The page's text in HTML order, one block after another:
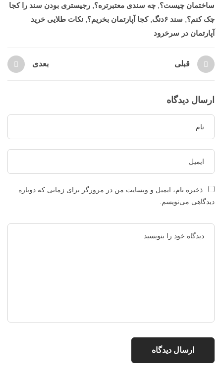
ساختمان چیست؟, چه سندی معتبرتره؟, رجیستری بودن سند را کجا
چک کنم؟, سند ۶دنگ ,کجا آپارتمان بخریم؟, نکات طلایی خرید
آپارتمان در سرخرود
قبلی بعدی
ارسال دیدگاه
ذخیره نام، ایمیل و وبسایت من در مرورگر برای زمانی که دوباره
دیدگاهی می‌نویسم.